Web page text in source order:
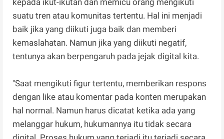
suatu tren atau komunitas tertentu. Hal ini menjadi
baik jika yang diikuti juga baik dan memberi
kemaslahatan. Namun jika yang diikuti negatif,
tentunya akan berpengaruh pada jejak digital kita.
"Saat mengikuti figur tertentu, memberikan respons
dengan like atau komentar pada konten merupakan
hal normal. Namun harus dicatat ketika ada yang
melanggar hukum, hukumannya itu tidak secara